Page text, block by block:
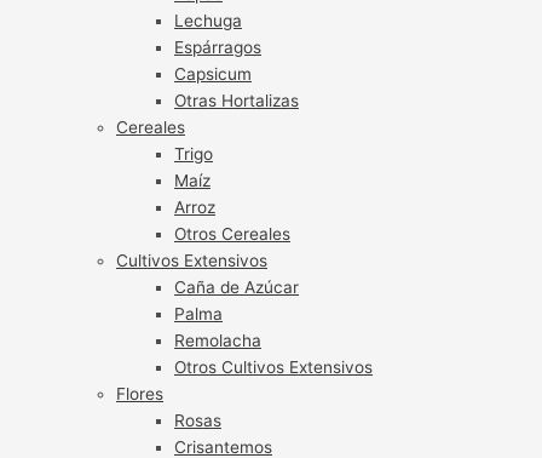
Lechuga
Espárragos
Capsicum
Otras Hortalizas
Cereales
Trigo
Maíz
Arroz
Otros Cereales
Cultivos Extensivos
Caña de Azúcar
Palma
Remolacha
Otros Cultivos Extensivos
Flores
Rosas
Crisantemos